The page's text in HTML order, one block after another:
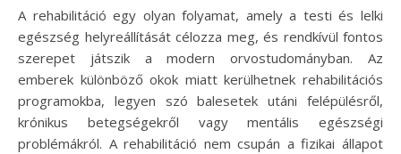
A rehabilitáció egy olyan folyamat, amely a testi és lelki
egészség helyreállítását célozza meg, és rendkívül fontos
szerepet játszik a modern orvostudományban. Az
emberek különböző okok miatt kerülhetnek rehabilitációs
programokba, legyen szó balesetek utáni felépülésről,
krónikus betegségekről vagy mentális egészségi
problémákról. A rehabilitáció nem csupán a fizikai állapot